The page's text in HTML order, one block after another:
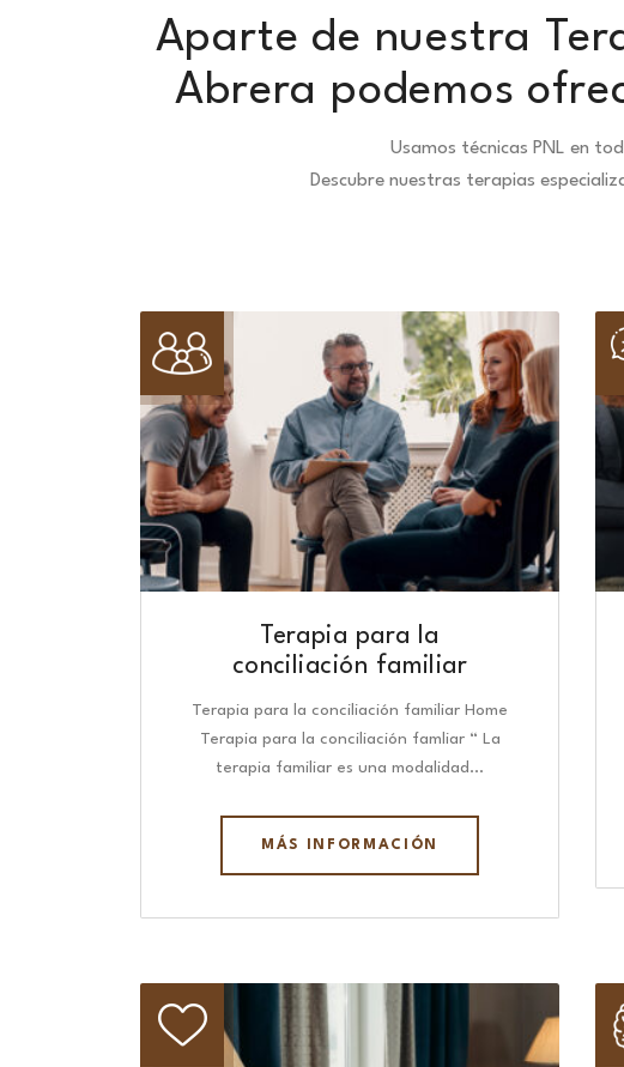
Aparte de nuestra
Abrera podemos
Usamos técnicas PNL en
Descubre nuestras terapias
Terapia para la
conciliación familiar
Terapia para la conciliación familiar Home
Terapia para la conciliación famliar “ La
terapia familiar es una modalidad…
MÁS INFORMACIÓN